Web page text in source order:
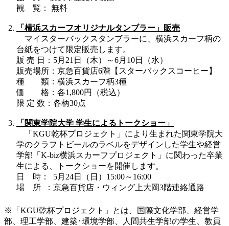
観 覧： 無料
「横浜スカーフオリジナルタンブラー」販売
マイスターバックスタンブラーに、横浜スカーフ柄の
台紙をつけて限定販売します。
販 売 日：5月21日（木）～6月10日（水）
販売場所：京急百貨店6階【スターバックスコーヒー】
種 類：横浜スカーフ柄3種
価 格：各1,800円（税込）
限 定 数：各柄30点
「関東学院大学 学生によるトークショー」
「KGU乾杯プロジェクト」により生まれた関東学院大
学のクラフトビールのラベルをデザインした学生や経営
学部「K-biz横浜スカーフプロジェクト」に関わった卒業
生による、トークショーを開催します。
日 時： 5月24日（日）15:00～16:00
場 所 ：京急百貨店・ウィング上大岡3階連絡通路
※「KGU乾杯プロジェクト」とは、国際文化学部、経営学
部、理工学部、建築･環境学部、人間共生学部の学生、教員